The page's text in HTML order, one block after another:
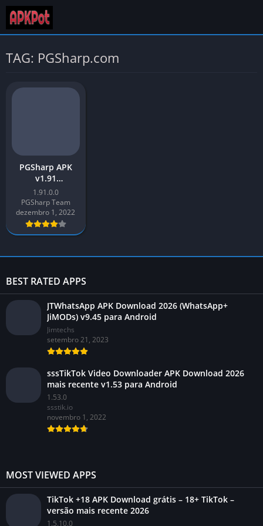
TAG: PGSharp.com
PGSharp APK
v1.91
Descarregar a
versão mais
recente 2026
para Android
1.91.0.0
PGSharp Team
dezembro 1, 2022
BEST RATED APPS
JTWhatsApp APK Download 2026 (WhatsApp+
JiMODs) v9.45 para Android
Jimtechs
setembro 21, 2023
sssTikTok Video Downloader APK Download 2026
mais recente v1.53 para Android
1.53.0
ssstik.io
novembro 1, 2022
MOST VIEWED APPS
TikTok +18 APK Download grátis – 18+ TikTok –
versão mais recente 2026
1.5.10.0